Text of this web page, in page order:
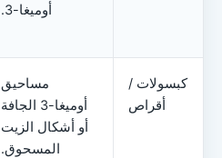
أوميغا-3.
كبسولات /
أقراص
مساحيق
أوميغا-3 الجافة
أو أشكال الزيت
المسحوق.